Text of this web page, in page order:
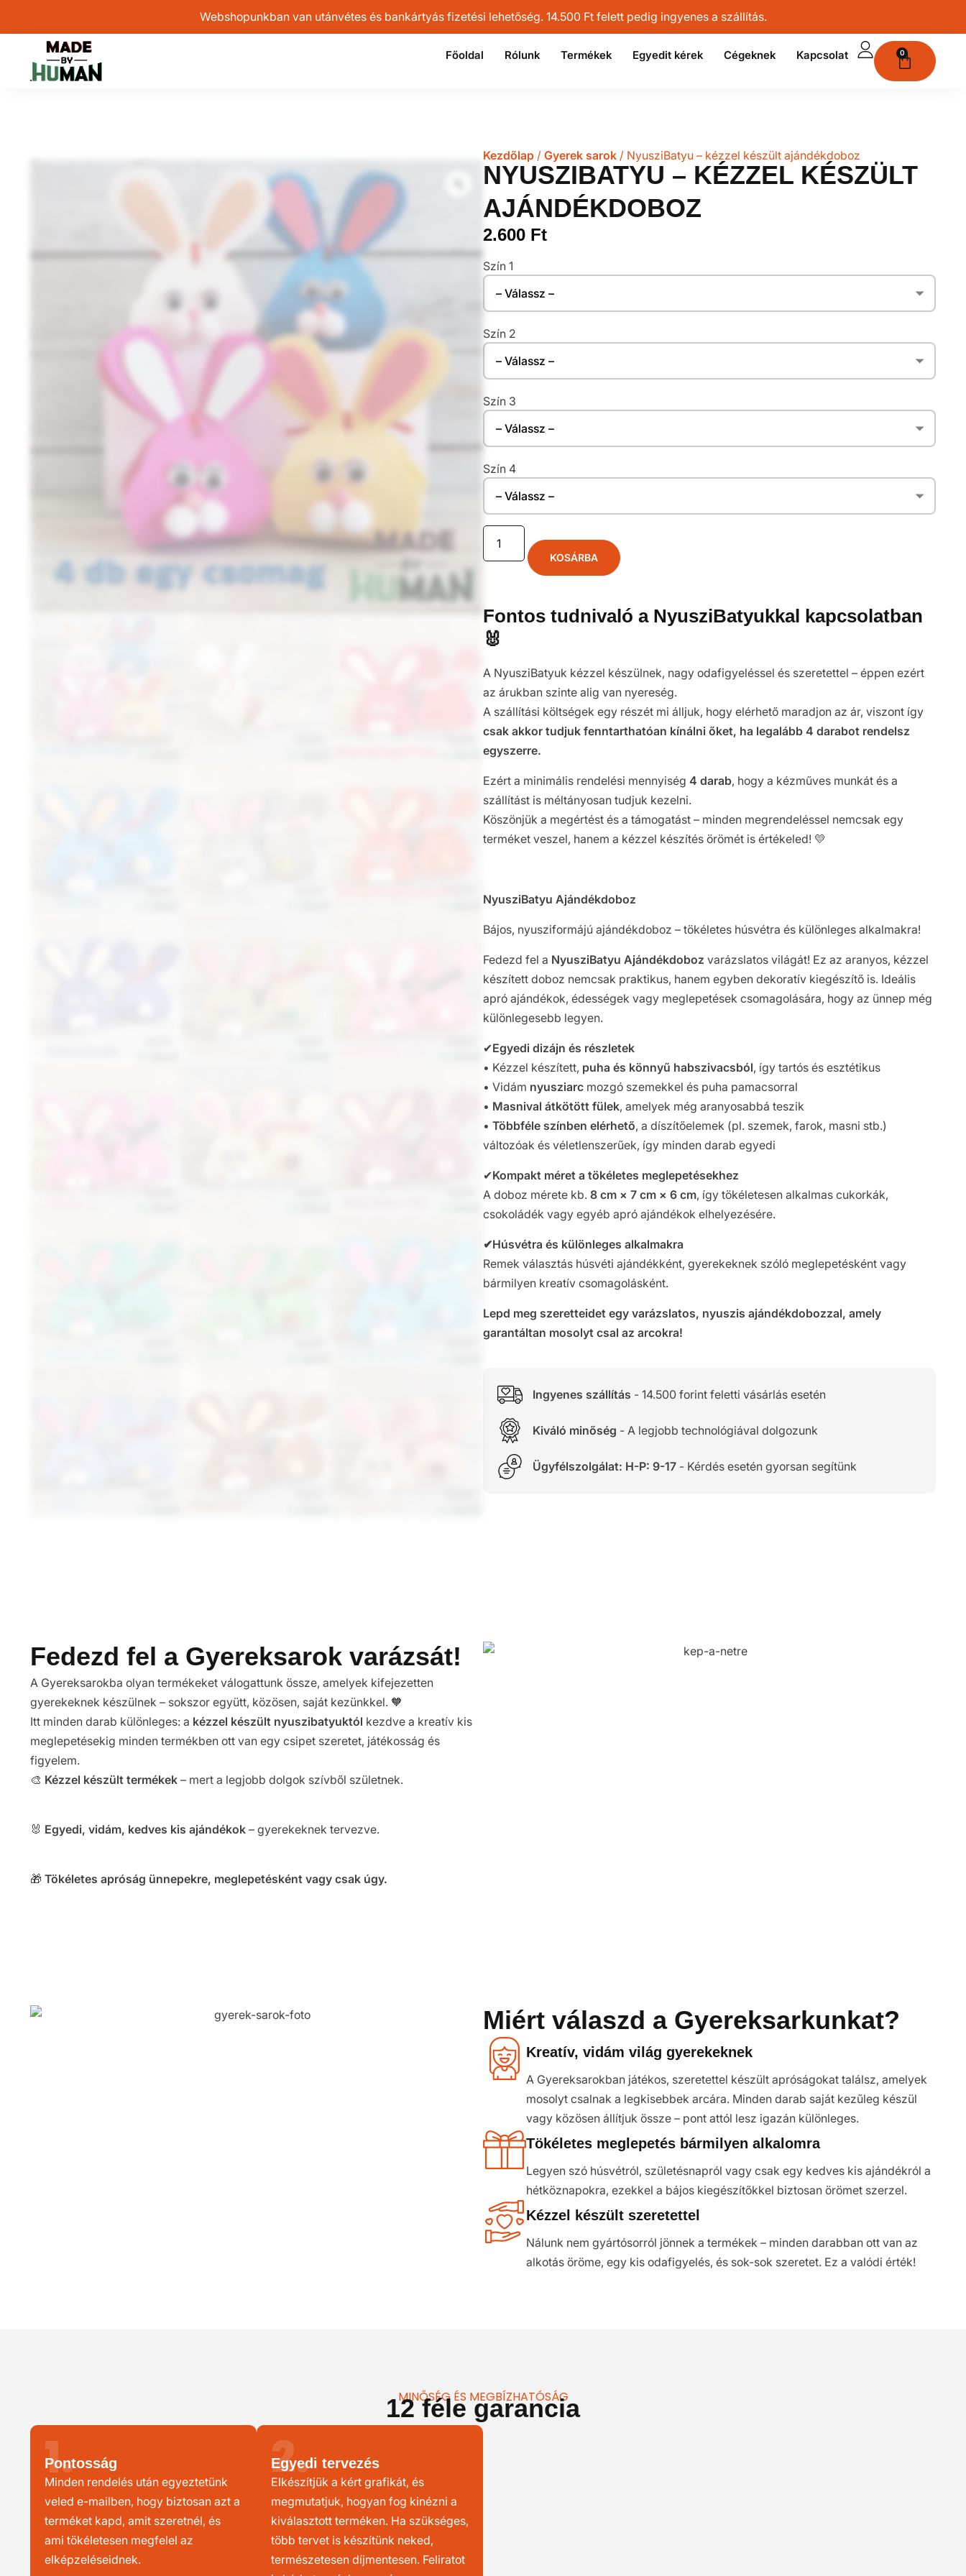
Webshopunkban van utánvétes és bankártyás fizetési lehetőség. 14.500 Ft felett pedig ingyenes a szállítás.
Főoldal Rólunk Termékek Egyedit kérek Cégeknek Kapcsolat 0
Kezdőlap / Gyerek sarok / NyusziBatyu – kézzel készült ajándékdoboz
NYUSZIBATYU – KÉZZEL KÉSZÜLT
AJÁNDÉKDOBOZ
2.600 Ft
Szín 1
Szín 2
Szín 3
Szín 4
KOSÁRBA
Fontos tudnivaló a NyusziBatyukkal kapcsolatban
🐰
A NyusziBatyuk kézzel készülnek, nagy odafigyeléssel és szeretettel – éppen ezért
az árukban szinte alig van nyereség.
A szállítási költségek egy részét mi álljuk, hogy elérhető maradjon az ár, viszont így
csak akkor tudjuk fenntarthatóan kínálni őket, ha legalább 4 darabot rendelsz
egyszerre.
Ezért a minimális rendelési mennyiség 4 darab, hogy a kézműves munkát és a
szállítást is méltányosan tudjuk kezelni.
Köszönjük a megértést és a támogatást – minden megrendeléssel nemcsak egy
terméket veszel, hanem a kézzel készítés örömét is értékeled! 💛
NyusziBatyu Ajándékdoboz
Bájos, nyusziformájú ajándékdoboz – tökéletes húsvétra és különleges alkalmakra!
Fedezd fel a NyusziBatyu Ajándékdoboz varázslatos világát! Ez az aranyos, kézzel
készített doboz nemcsak praktikus, hanem egyben dekoratív kiegészítő is. Ideális
apró ajándékok, édességek vagy meglepetések csomagolására, hogy az ünnep még
különlegesebb legyen.
✔Egyedi dizájn és részletek
• Kézzel készített, puha és könnyű habszivacsból, így tartós és esztétikus
• Vidám nyusziarc mozgó szemekkel és puha pamacsorral
• Masnival átkötött fülek, amelyek még aranyosabbá teszik
• Többféle színben elérhető, a díszítőelemek (pl. szemek, farok, masni stb.)
változóak és véletlenszerűek, így minden darab egyedi
✔Kompakt méret a tökéletes meglepetésekhez
A doboz mérete kb. 8 cm × 7 cm × 6 cm, így tökéletesen alkalmas cukorkák,
csokoládék vagy egyéb apró ajándékok elhelyezésére.
✔Húsvétra és különleges alkalmakra
Remek választás húsvéti ajándékként, gyerekeknek szóló meglepetésként vagy
bármilyen kreatív csomagolásként.
Lepd meg szeretteidet egy varázslatos, nyuszis ajándékdobozzal, amely
garantáltan mosolyt csal az arcokra!
Ingyenes szállítás - 14.500 forint feletti vásárlás esetén
Kiváló minőség - A legjobb technológiával dolgozunk
Ügyfélszolgálat: H-P: 9-17- Kérdés esetén gyorsan segítünk
Fedezd fel a Gyereksarok varázsát!
A Gyereksarokba olyan termékeket válogattunk össze, amelyek kifejezetten
gyerekeknek készülnek – sokszor együtt, közösen, saját kezünkkel. 🧡
Itt minden darab különleges: a kézzel készült nyuszibatyuktól kezdve a kreatív kis
meglepetésekig minden termékben ott van egy csipet szeretet, játékosság és
figyelem.
🎨 Kézzel készült termékek – mert a legjobb dolgok szívből születnek.
🐰 Egyedi, vidám, kedves kis ajándékok – gyerekeknek tervezve.
🎁 Tökéletes apróság ünnepekre, meglepetésként vagy csak úgy.
Miért válaszd a Gyereksarkunkat?
Kreatív, vidám világ gyerekeknek
A Gyereksarokban játékos, szeretettel készült apróságokat találsz, amelyek
mosolyt csalnak a legkisebbek arcára. Minden darab saját kezűleg készül
vagy közösen állítjuk össze – pont attól lesz igazán különleges.
Tökéletes meglepetés bármilyen alkalomra
Legyen szó húsvétról, születésnapról vagy csak egy kedves kis ajándékról a
hétköznapokra, ezekkel a bájos kiegészítőkkel biztosan örömet szerzel.
Kézzel készült szeretettel
Nálunk nem gyártósorról jönnek a termékek – minden darabban ott van az
alkotás öröme, egy kis odafigyelés, és sok-sok szeretet. Ez a valódi érték!
MINŐSÉG ÉS MEGBÍZHATÓSÁG
12 féle garancia
1.
Pontosság
Minden rendelés után egyeztetünk
veled e-mailben, hogy biztosan azt a
terméket kapd, amit szeretnél, és
ami tökéletesen megfelel az
elképzeléseidnek.
2.
Egyedi tervezés
Elkészítjük a kért grafikát, és
megmutatjuk, hogyan fog kinézni a
kiválasztott terméken. Ha szükséges,
több tervet is készítünk neked,
természetesen díjmentesen. Feliratot